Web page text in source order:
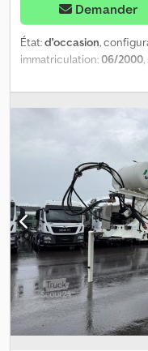
Demander
État:d'occasion,
immatriculation:06/2000
Configuration des
Marque des essieux :
suspension
5 %; profil de pneu droit
gauche : 5 %; profil de
Rokcsrf Poids à vide : 7
32 000 kg État